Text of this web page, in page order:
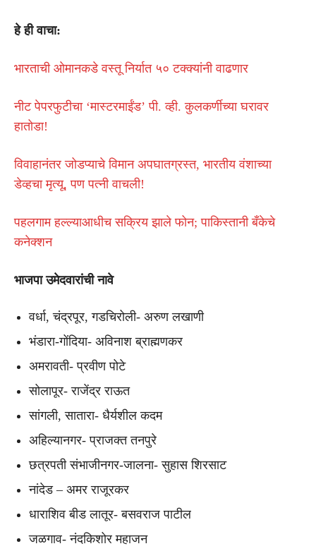
हे ही वाचा:
भारताची ओमानकडे वस्तू निर्यात ५० टक्क्यांनी वाढणार
नीट पेपरफुटीचा ‘मास्टरमाईंड’ पी. व्ही. कुलकर्णीच्या घरावर
हातोडा!
विवाहानंतर जोडप्याचे विमान अपघातग्रस्त, भारतीय वंशाच्या
डेव्हचा मृत्यू, पण पत्नी वाचली!
पहलगाम हल्ल्याआधीच सक्रिय झाले फोन; पाकिस्तानी बँकेचे
कनेक्शन
भाजपा उमेदवारांची नावे
वर्धा, चंद्रपूर, गडचिरोली- अरुण लखाणी
भंडारा-गोंदिया- अविनाश ब्राह्मणकर
अमरावती- प्रवीण पोटे
सोलापूर- राजेंद्र राऊत
सांगली, सातारा- धैर्यशील कदम
अहिल्यानगर- प्राजक्त तनपुरे
छत्रपती संभाजीनगर-जालना- सुहास शिरसाट
नांदेड – अमर राजूरकर
धाराशिव बीड लातूर- बसवराज पाटील
जळगाव- नंदकिशोर महाजन